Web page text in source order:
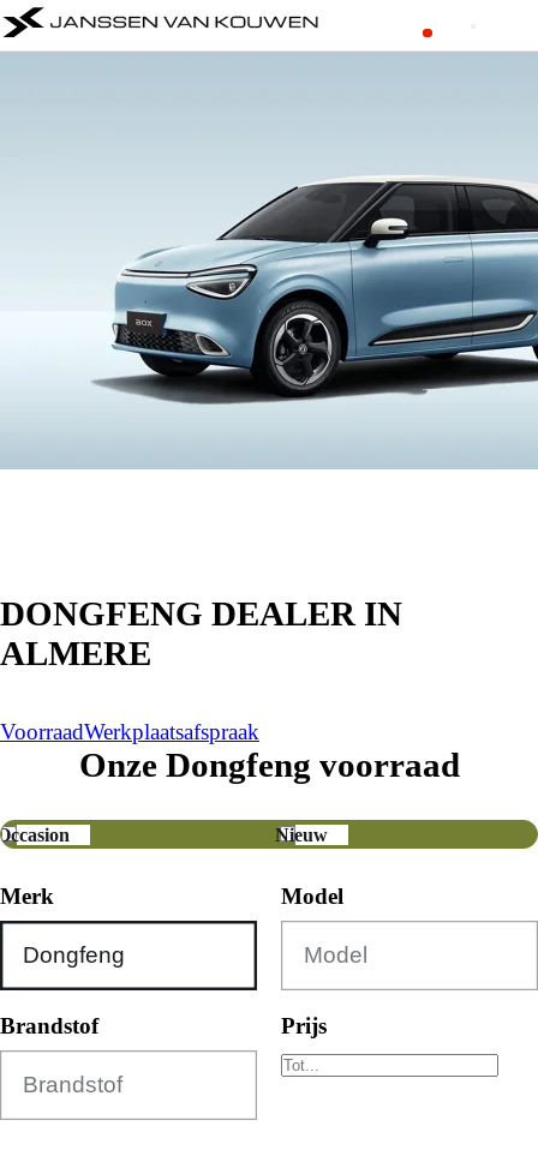
DONGFENG DEALER IN
ALMERE
VoorraadWerkplaatsafspraak
Onze Dongfeng voorraad
Nieuw
Merk Model
Brandstof Prijs